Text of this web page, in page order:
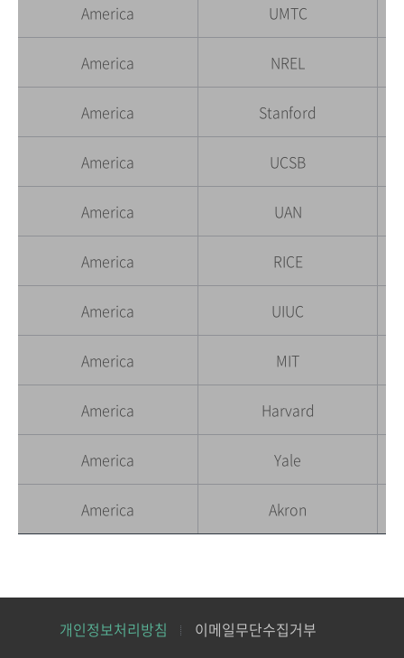
America UMTC
America NREL
America Stanford
America UCSB
America UAN
America RICE
America UIUC
America MIT
America Harvard
America Yale
America Akron
개인정보처리방침 이메일무단수집거부